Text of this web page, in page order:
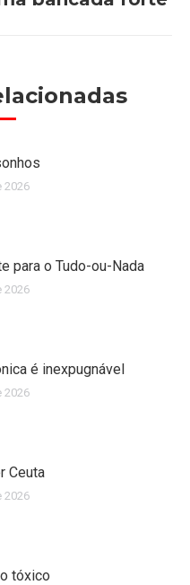
2026
para o Tudo-ou-Nada
2026
é inexpugnável
2026
Ceuta
2026
tóxico